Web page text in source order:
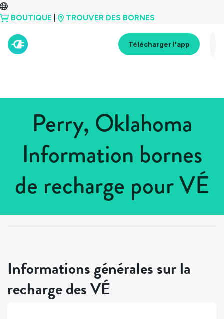
BOUTIQUE TROUVER DES BORNES
Télécharger l'app
Perry, Oklahoma
Information bornes
de recharge pour VÉ
États-Unis > Oklahoma
Informations générales sur la
recharge des VÉ